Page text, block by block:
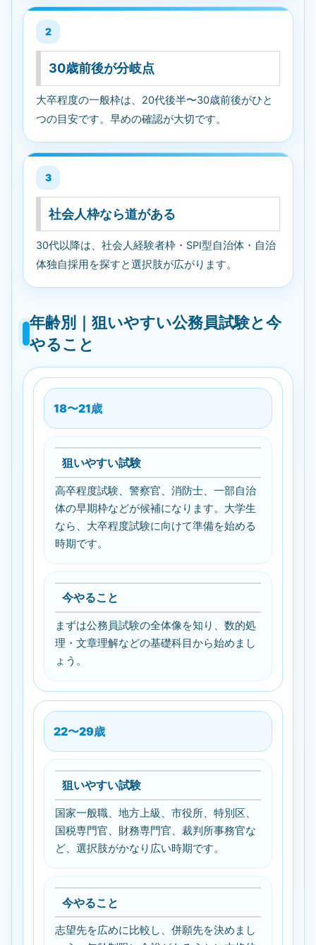
2
30歳前後が分岐点
大卒程度の一般枠は、20代後半〜30歳前後がひと
つの目安です。早めの確認が大切です。
3
社会人枠なら道がある
30代以降は、社会人経験者枠・SPI型自治体・自治
体独自採用を探すと選択肢が広がります。
年齢別｜狙いやすい公務員試験と今
やること
18〜21歳
狙いやすい試験
高卒程度試験、警察官、消防士、一部自治
体の早期枠などが候補になります。大学生
なら、大卒程度試験に向けて準備を始める
時期です。
今やること
まずは公務員試験の全体像を知り、数的処
理・文章理解などの基礎科目から始めまし
ょう。
22〜29歳
狙いやすい試験
国家一般職、地方上級、市役所、特別区、
国税専門官、財務専門官、裁判所事務官な
ど、選択肢がかなり広い時期です。
今やること
志望先を広めに比較し、併願先を決めまし